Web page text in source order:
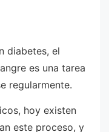
diabetes, el
es una tarea
regularmente.
hoy existen
este proceso, y